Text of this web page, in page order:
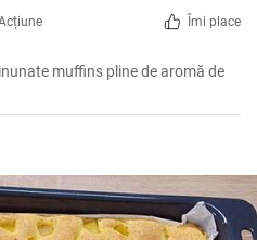
Îmi place
muffins pline de aromă de